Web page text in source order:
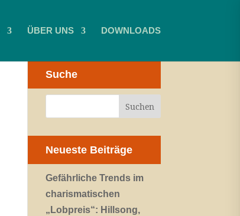
ÜBER UNS DOWNLOADS
Suche
Neueste Beiträge
Gefährliche Trends im
charismatischen
„Lobpreis“: Hillsong,